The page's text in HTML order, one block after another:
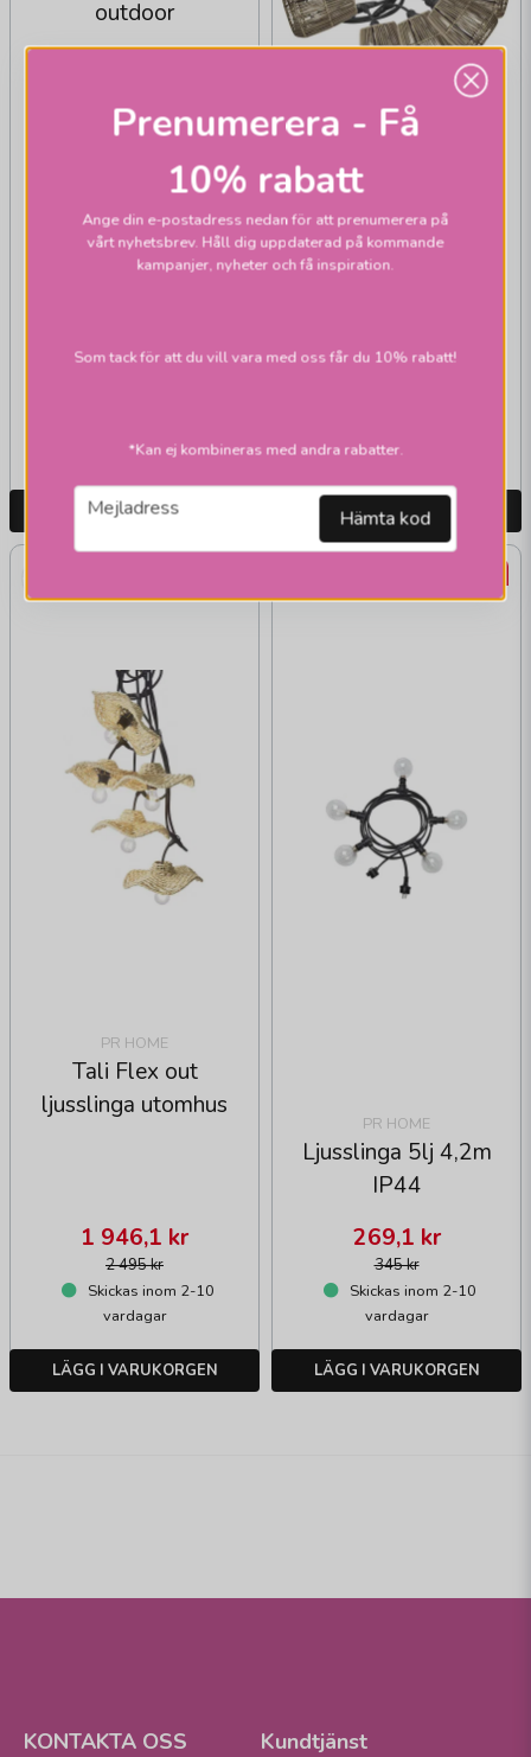
outdoor
vardagar
LÄGG I VARUKORGEN
PR HOME
vardagar
LÄGG I VARUKORGEN
PR HOME
Tali Flex out
ljusslinga utomhus
2 495 kr
1 946,1 kr
Skickas inom 2-10
vardagar
LÄGG I VARUKORGEN
PR HOME
Ljusslinga 5lj 4,2m
IP44
345 kr
269,1 kr
Skickas inom 2-10
vardagar
LÄGG I VARUKORGEN
Prenumerera - Få
10% rabatt
Ange din e-postadress nedan för att prenumerera på
vårt nyhetsbrev. Håll dig uppdaterad på kommande
kampanjer, nyheter och få inspiration.
Som tack för att du vill vara med oss får du 10% rabatt!
*Kan ej kombineras med andra rabatter.
email
Mejladress Hämta kod
KONTAKTA OSS Kundtjänst